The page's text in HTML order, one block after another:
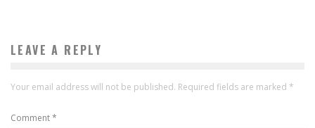
LEAVE A REPLY
Your email address will not be published. Required fields are marked *
Comment*